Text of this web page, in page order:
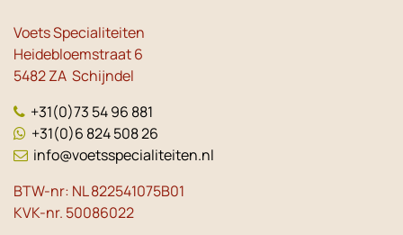
Voets Specialiteiten
Heidebloemstraat 6
5482 ZA Schijndel
+31(0)73 54 96 881
+31(0)6 824 508 26
info@voetsspecialiteiten.nl
BTW-nr: NL 822541075B01
KVK-nr. 50086022